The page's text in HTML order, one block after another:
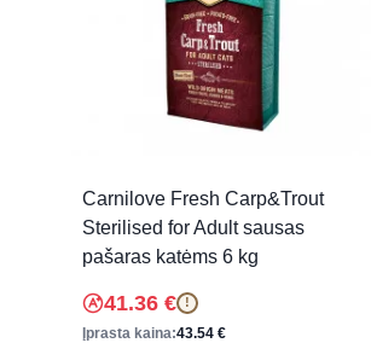
Carnilove Fresh Carp&Trout
Sterilised for Adult sausas
pašaras katėms 6 kg
41.36 € !
Įprasta kaina:43.54 €